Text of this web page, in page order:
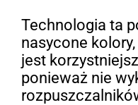
Technologia ta
nasycone
jest
ponieważ nie